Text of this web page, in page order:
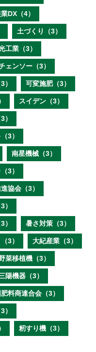
DX（4）
土づくり（3）
工業（3）
ェンソー（3）
） 可変施肥（3）
スイデン（3）
）
3）
南星機械（3）
3）
協会（3）
）
） 暑さ対策（3）
3） 大紀産業（3）
菜移植機（3）
陽機器（3）
料商連合会（3）
）
籾すり機（3）